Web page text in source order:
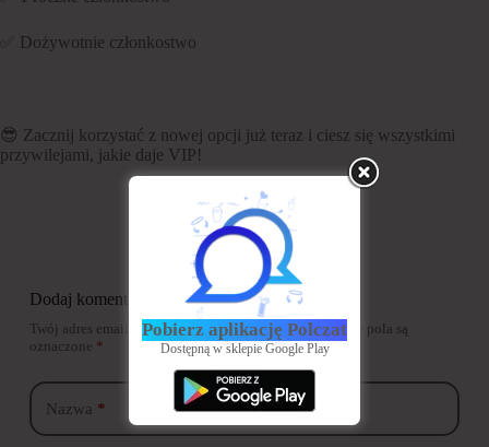
✅ Dożywotnie członkostwo
😎 Zacznij korzystać z nowej opcji już teraz i ciesz się wszystkimi
przywilejami, jakie daje VIP!
Dodaj komentarz
Twój adres email nie zostanie opublikowany. Wymagane pola są
oznaczone *
Nazwa *
Pobierz aplikację Polczat
Dostępną w sklepie Google Play